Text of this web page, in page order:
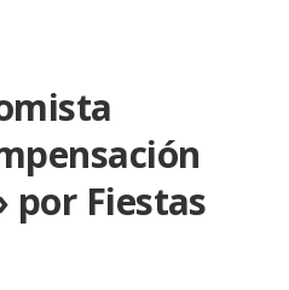
por Fiestas